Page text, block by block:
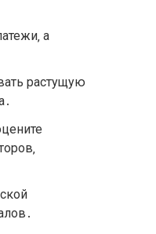
а
растущую